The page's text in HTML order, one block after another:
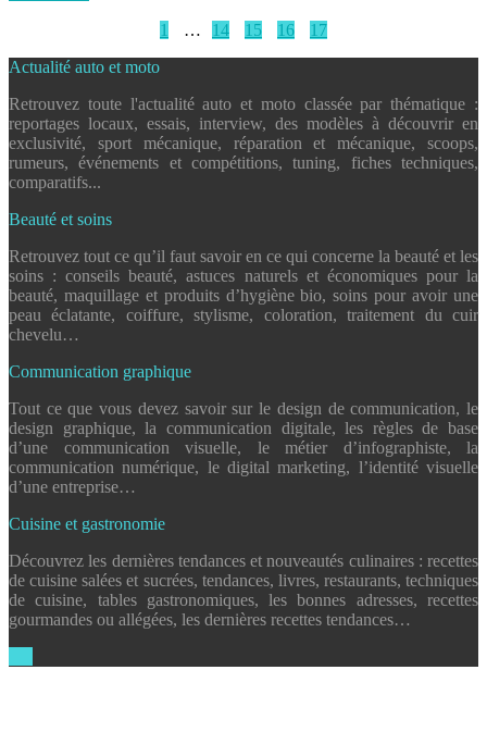
1
… 14 15 16
17
Actualité auto et moto
Retrouvez toute l'actualité auto et moto classée par thématique :
reportages locaux, essais, interview, des modèles à découvrir en
exclusivité, sport mécanique, réparation et mécanique, scoops,
rumeurs, événements et compétitions, tuning, fiches techniques,
comparatifs...
Beauté et soins
Retrouvez tout ce qu’il faut savoir en ce qui concerne la beauté et les
soins : conseils beauté, astuces naturels et économiques pour la
beauté, maquillage et produits d’hygiène bio, soins pour avoir une
peau éclatante, coiffure, stylisme, coloration, traitement du cuir
chevelu…
Communication graphique
Tout ce que vous devez savoir sur le design de communication, le
design graphique, la communication digitale, les règles de base
d’une communication visuelle, le métier d’infographiste, la
communication numérique, le digital marketing, l’identité visuelle
d’une entreprise…
Cuisine et gastronomie
Découvrez les dernières tendances et nouveautés culinaires : recettes
de cuisine salées et sucrées, tendances, livres, restaurants, techniques
de cuisine, tables gastronomiques, les bonnes adresses, recettes
gourmandes ou allégées, les dernières recettes tendances…